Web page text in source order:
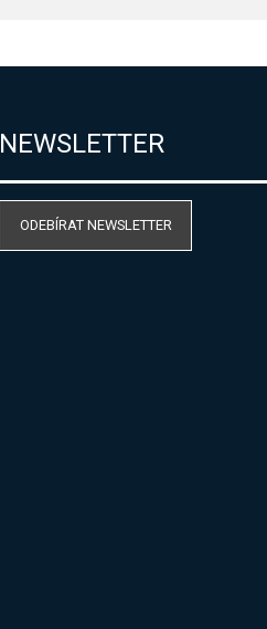
NEWSLETTER
ODEBÍRAT NEWSLETTER